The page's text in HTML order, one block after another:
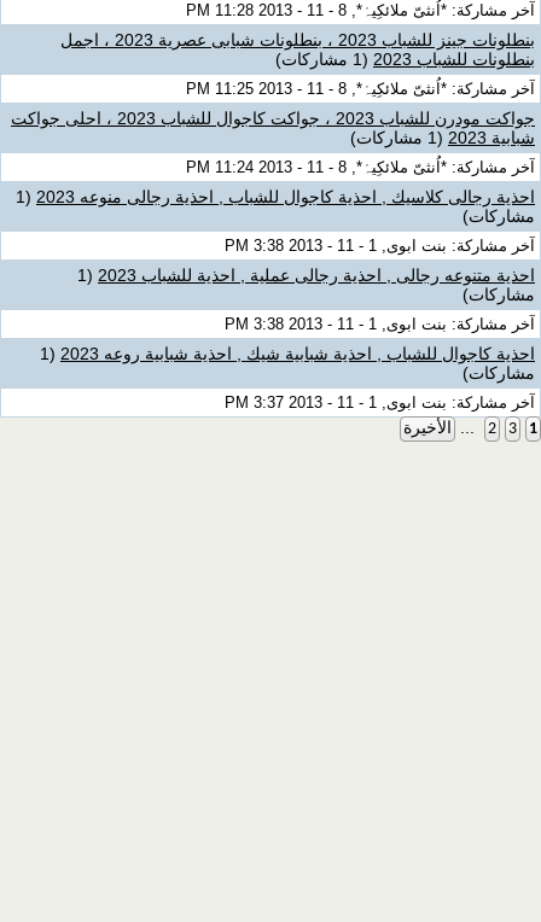
آخر مشاركة: *اُنثىّ ملائكِيہْ*, 8 - 11 - 2013 11:28 PM
بنطلونات جينز للشباب 2023 ، بنطلونات شبابى عصرية 2023 ، اجمل
بنطلونات للشباب 2023
(1 مشاركات)
آخر مشاركة: *اُنثىّ ملائكِيہْ*, 8 - 11 - 2013 11:25 PM
جواكت مودرن للشباب 2023 ، جواكت كاجوال للشباب 2023 ، احلى جواكت
شبابية 2023
(1 مشاركات)
آخر مشاركة: *اُنثىّ ملائكِيہْ*, 8 - 11 - 2013 11:24 PM
احذية رجالى كلاسيك , احذية كاجوال للشباب , احذية رجالى منوعه 2023
(1
مشاركات)
آخر مشاركة: بنت ابوى, 1 - 11 - 2013 3:38 PM
احذية متنوعه رجالى , احذية رجالى عملية , احذية للشباب 2023
(1
مشاركات)
آخر مشاركة: بنت ابوى, 1 - 11 - 2013 3:38 PM
احذية كاجوال للشباب , احذية شبابية شيك , احذية شبابية روعه 2023
(1
مشاركات)
آخر مشاركة: بنت ابوى, 1 - 11 - 2013 3:37 PM
1
2 3 الأخيرة